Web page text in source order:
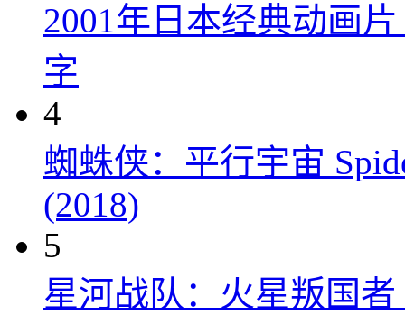
2001年日本经典动画
字
4
蜘蛛侠：平行宇宙
(2018)
5
星河战队：火星叛国者